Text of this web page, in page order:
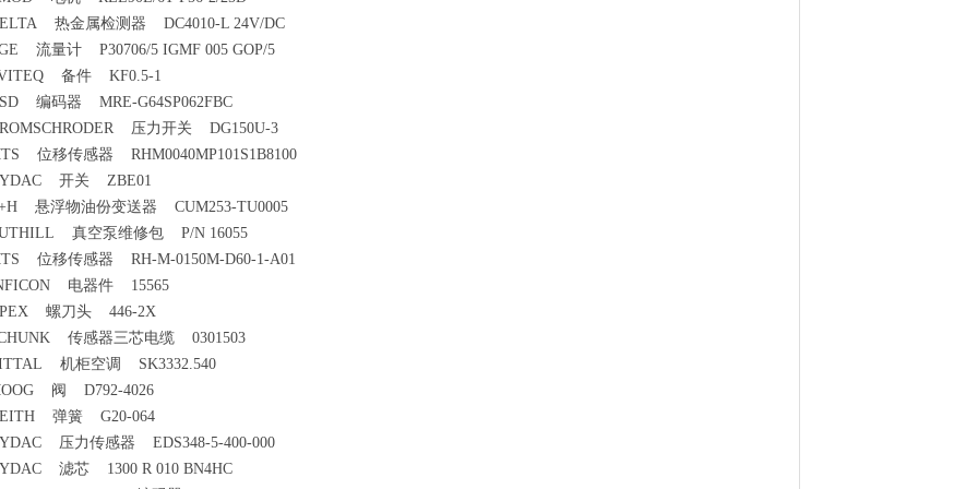
热金属检测器 DC4010-L 24V/DC
流量计 P30706/5 IGMF 005 GOP/5
备件 KF0.5-1
编码器 MRE-G64SP062FBC
压力开关 DG150U-3
位移传感器 RHM0040MP101S1B8100
开关 ZBE01
悬浮物油份变送器 CUM253-TU0005
真空泵维修包 P/N 16055
位移传感器 RH-M-0150M-D60-1-A01
电器件 15565
螺刀头 446-2X
传感器三芯电缆 0301503
机柜空调 SK3332.540
阀 D792-4026
弹簧 G20-064
压力传感器 EDS348-5-400-000
滤芯 1300 R 010 BN4HC